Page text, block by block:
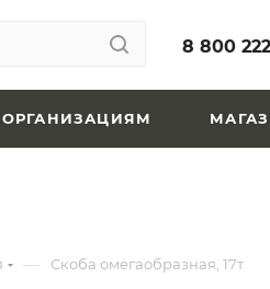
8 800
ОРГАНИЗАЦИЯМ
— Скоба омегаобразная, 17т